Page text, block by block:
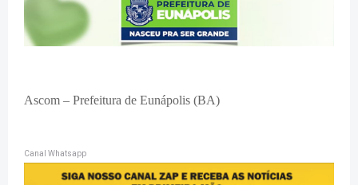
Ascom – Prefeitura de Eunápolis (BA)
Canal Whatsapp